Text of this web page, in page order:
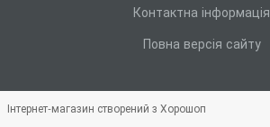
Контактна інформація
Повна версія сайту
Інтернет-магазин створений з Хорошоп